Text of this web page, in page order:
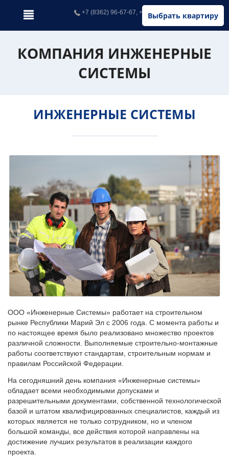
Выбрать квартиру
+7 (8362) 96-67-67, +7 (902) 326-67-67
КОМПАНИЯ ИНЖЕНЕРНЫЕ
СИСТЕМЫ
ИНЖЕНЕРНЫЕ СИСТЕМЫ
ООО «Инженерные Системы» работает на строительном
рынке Республики Марий Эл с 2006 года. С момента работы и
по настоящее время было реализовано множество проектов
различной сложности. Выполняемые строительно-монтажные
работы соответствуют стандартам, строительным нормам и
правилам Российской Федерации.
На сегодняшний день компания «Инженерные системы»
обладает всеми необходимыми допусками и
разрешительными документами, собственной технологической
базой и штатом квалифицированных специалистов, каждый из
которых является не только сотрудником, но и членом
большой команды, все действия которой направлены на
достижение лучших результатов в реализации каждого
проекта.